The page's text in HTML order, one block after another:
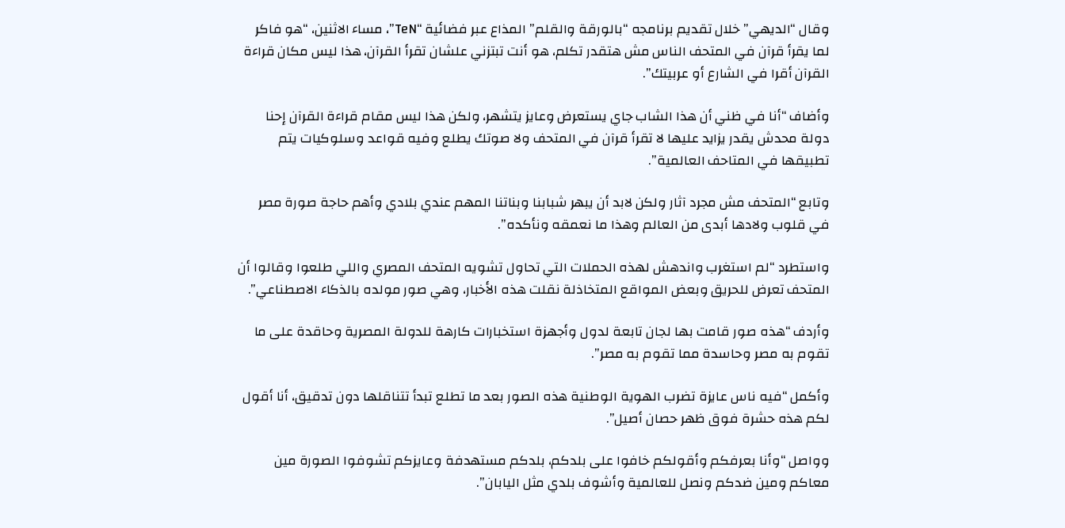
وقال “الديهي” خلال تقديم برنامجه “بالورقة والقلم” المذاع عبر فضائية “TeN”، مساء الاثنين، “هو فاكر
لما يقرأ قرآن في المتحف الناس مش هتقدر تكلم، هو أنت تبتزني علشان تقرأ القرآن، هذا ليس مكان قراءة
القرآن أقرا في الشارع أو عربيتك”.
وأضاف “أنا في ظني أن هذا الشاب جاي يستعرض وعايز يتشهر، ولكن هذا ليس مقام قراءة القرآن إحنا
دولة محدش يقدر يزايد عليها لا تقرأ قرآن في المتحف ولا صوتك يطلع وفيه قواعد وسلوكيات يتم
تطبيقها في المتاحف العالمية”.
وتابع “المتحف مش مجرد آثار ولكن لابد أن يبهر شبابنا وبناتنا المهم عندي بلادي وأهم حاجة صورة مصر
في قلوب ولادها أبدى من العالم وهذا ما نعمقه ونأكده”.
واستطرد “لم استغرب واندهش لهذه الحملات التي تحاول تشويه المتحف المصري واللي طلعوا وقالوا أن
المتحف تعرض للحريق وبعض المواقع المتخاذلة نقلت هذه الأخبار، وهي صور مولده بالذكاء الاصطناعي”.
وأردف “هذه صور قامت بها لجان تابعة لدول وأجهزة استخبارات كارهة للدولة المصرية وحاقدة على ما
تقوم به مصر وحاسدة مما تقوم به مصر”.
وأكمل “فيه ناس عايزة تضرب الهوية الوطنية هذه الصور بعد ما تطلع تبدأ تتناقلها دون تدقيق، أنا أقول
لكم هذه حشرة فوق ظهر حصان أصيل”.
وواصل “وأنا بعرفكم وأقولكم خافوا على بلدكم، بلدكم مستهدفة وعايزكم تشوفوا الصورة مين
معاكم ومين ضدكم ونصل للعالمية وأشوف بلدي مثل اليابان”.